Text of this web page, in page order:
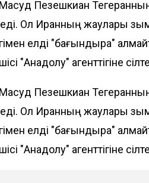
Масуд Пезешкиан
Ол Иранның жаулары
елді "бағындыра"
"Анадолу" агенттігіне
Масуд Пезешкиан
Ол Иранның жаулары
елді "бағындыра"
"Анадолу" агенттігіне